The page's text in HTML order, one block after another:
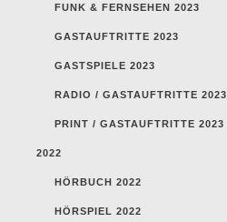
FUNK & FERNSEHEN 2023
GASTAUFTRITTE 2023
GASTSPIELE 2023
RADIO / GASTAUFTRITTE 2023
PRINT / GASTAUFTRITTE 2023
2022
HÖRBUCH 2022
HÖRSPIEL 2022